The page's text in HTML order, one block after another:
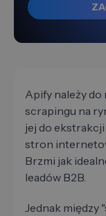
Apify należy
scrapingu na
jej do ekstrakcji
stron
Brzmi jak
leadów B2B.
Jednak między